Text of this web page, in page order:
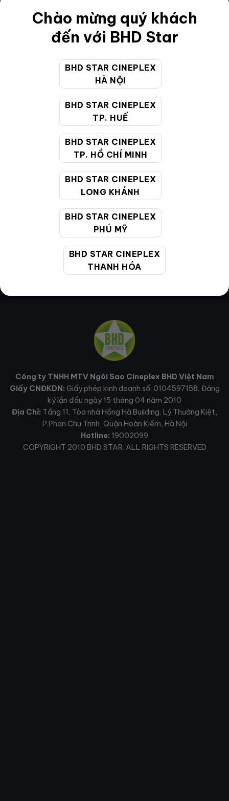
Chào mừng quý khách
đến với BHD Star
BHD STAR CINEPLEX
HÀ NỘI
BHD STAR CINEPLEX
TP. HUẾ
BHD STAR CINEPLEX
TP. HỒ CHÍ MINH
BHD STAR CINEPLEX
LONG KHÁNH
BHD STAR CINEPLEX
PHÚ MỸ
BHD STAR CINEPLEX
THANH HÓA
Điều khoản
Hướng dẫn đặt vé trực tuyến
Quy định và chính sách chung
Chính sách bảo vệ thông tin cá nhân của người tiêu
CHĂM SÓC KHÁCH HÀNG
19002099
Giờ làm việc: 9:00 - 22:00 (Tất cả các ngày bao
cskh@bhdstar.vn
Công ty TNHH MTV Ngôi Sao Cineplex BHD Việt Nam
Giấy CNĐKDN: Giấy phép kinh doanh số: 0104597158. Đăng
ký lần đầu ngày 15 tháng 04 năm 2010
Địa Chỉ: Tầng 11, Tòa nhà Hồng Hà Building, Lý Thường Kiệt,
P.Phan Chu Trinh, Quận Hoàn Kiếm, Hà Nội
Hotline: 19002099
COPYRIGHT 2010 BHD STAR. ALL RIGHTS RESERVED